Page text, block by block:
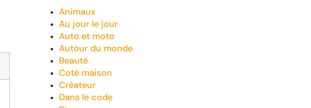
Animaux
Au jour le jour
Auto et moto
Autour du monde
Beauté
Coté maison
Créateur
Dans le code